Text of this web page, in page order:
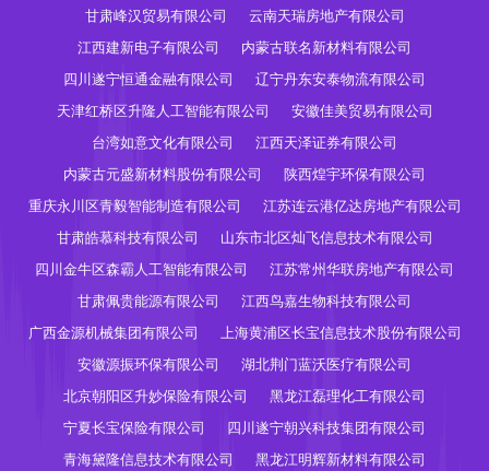
甘肃峰汉贸易有限公司
云南天瑞房地产有限公司
江西建新电子有限公司
内蒙古联名新材料有限公司
四川遂宁恒通金融有限公司
辽宁丹东安泰物流有限公司
天津红桥区升隆人工智能有限公司
安徽佳美贸易有限公司
台湾如意文化有限公司
江西天泽证券有限公司
内蒙古元盛新材料股份有限公司
陕西煌宇环保有限公司
重庆永川区青毅智能制造有限公司
江苏连云港亿达房地产有限公司
甘肃皓慕科技有限公司
山东市北区灿飞信息技术有限公司
四川金牛区森霸人工智能有限公司
江苏常州华联房地产有限公司
甘肃佩贵能源有限公司
江西鸟嘉生物科技有限公司
广西金源机械集团有限公司
上海黄浦区长宝信息技术股份有限公司
安徽源振环保有限公司
湖北荆门蓝沃医疗有限公司
北京朝阳区升妙保险有限公司
黑龙江磊理化工有限公司
宁夏长宝保险有限公司
四川遂宁朝兴科技集团有限公司
青海黛隆信息技术有限公司
黑龙江明辉新材料有限公司